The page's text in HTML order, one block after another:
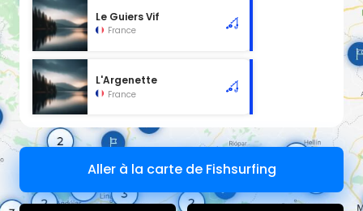
Le Guiers Vif
France
L'Argenette
France
Aller à la carte de Fishsurfing